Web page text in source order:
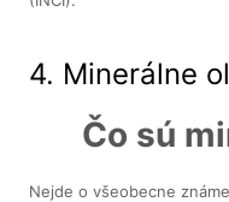
4. Minerálne
Čo sú
Nejde o všeobecne